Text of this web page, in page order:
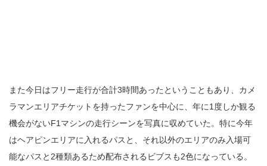
また今日はフリー走行が合計3時間あったということもあり、カメ
ラマンエリアチケットを持ったファンを中心に、年に1度しか観る
機会がないF1マシンの走行シーンを写真に収めていた。特に今年
はヘアピンエリアに入れるパスと、それ以外のエリアのみ入場可
能なパスと2種類あるため配布されるビブスも2色になっている。